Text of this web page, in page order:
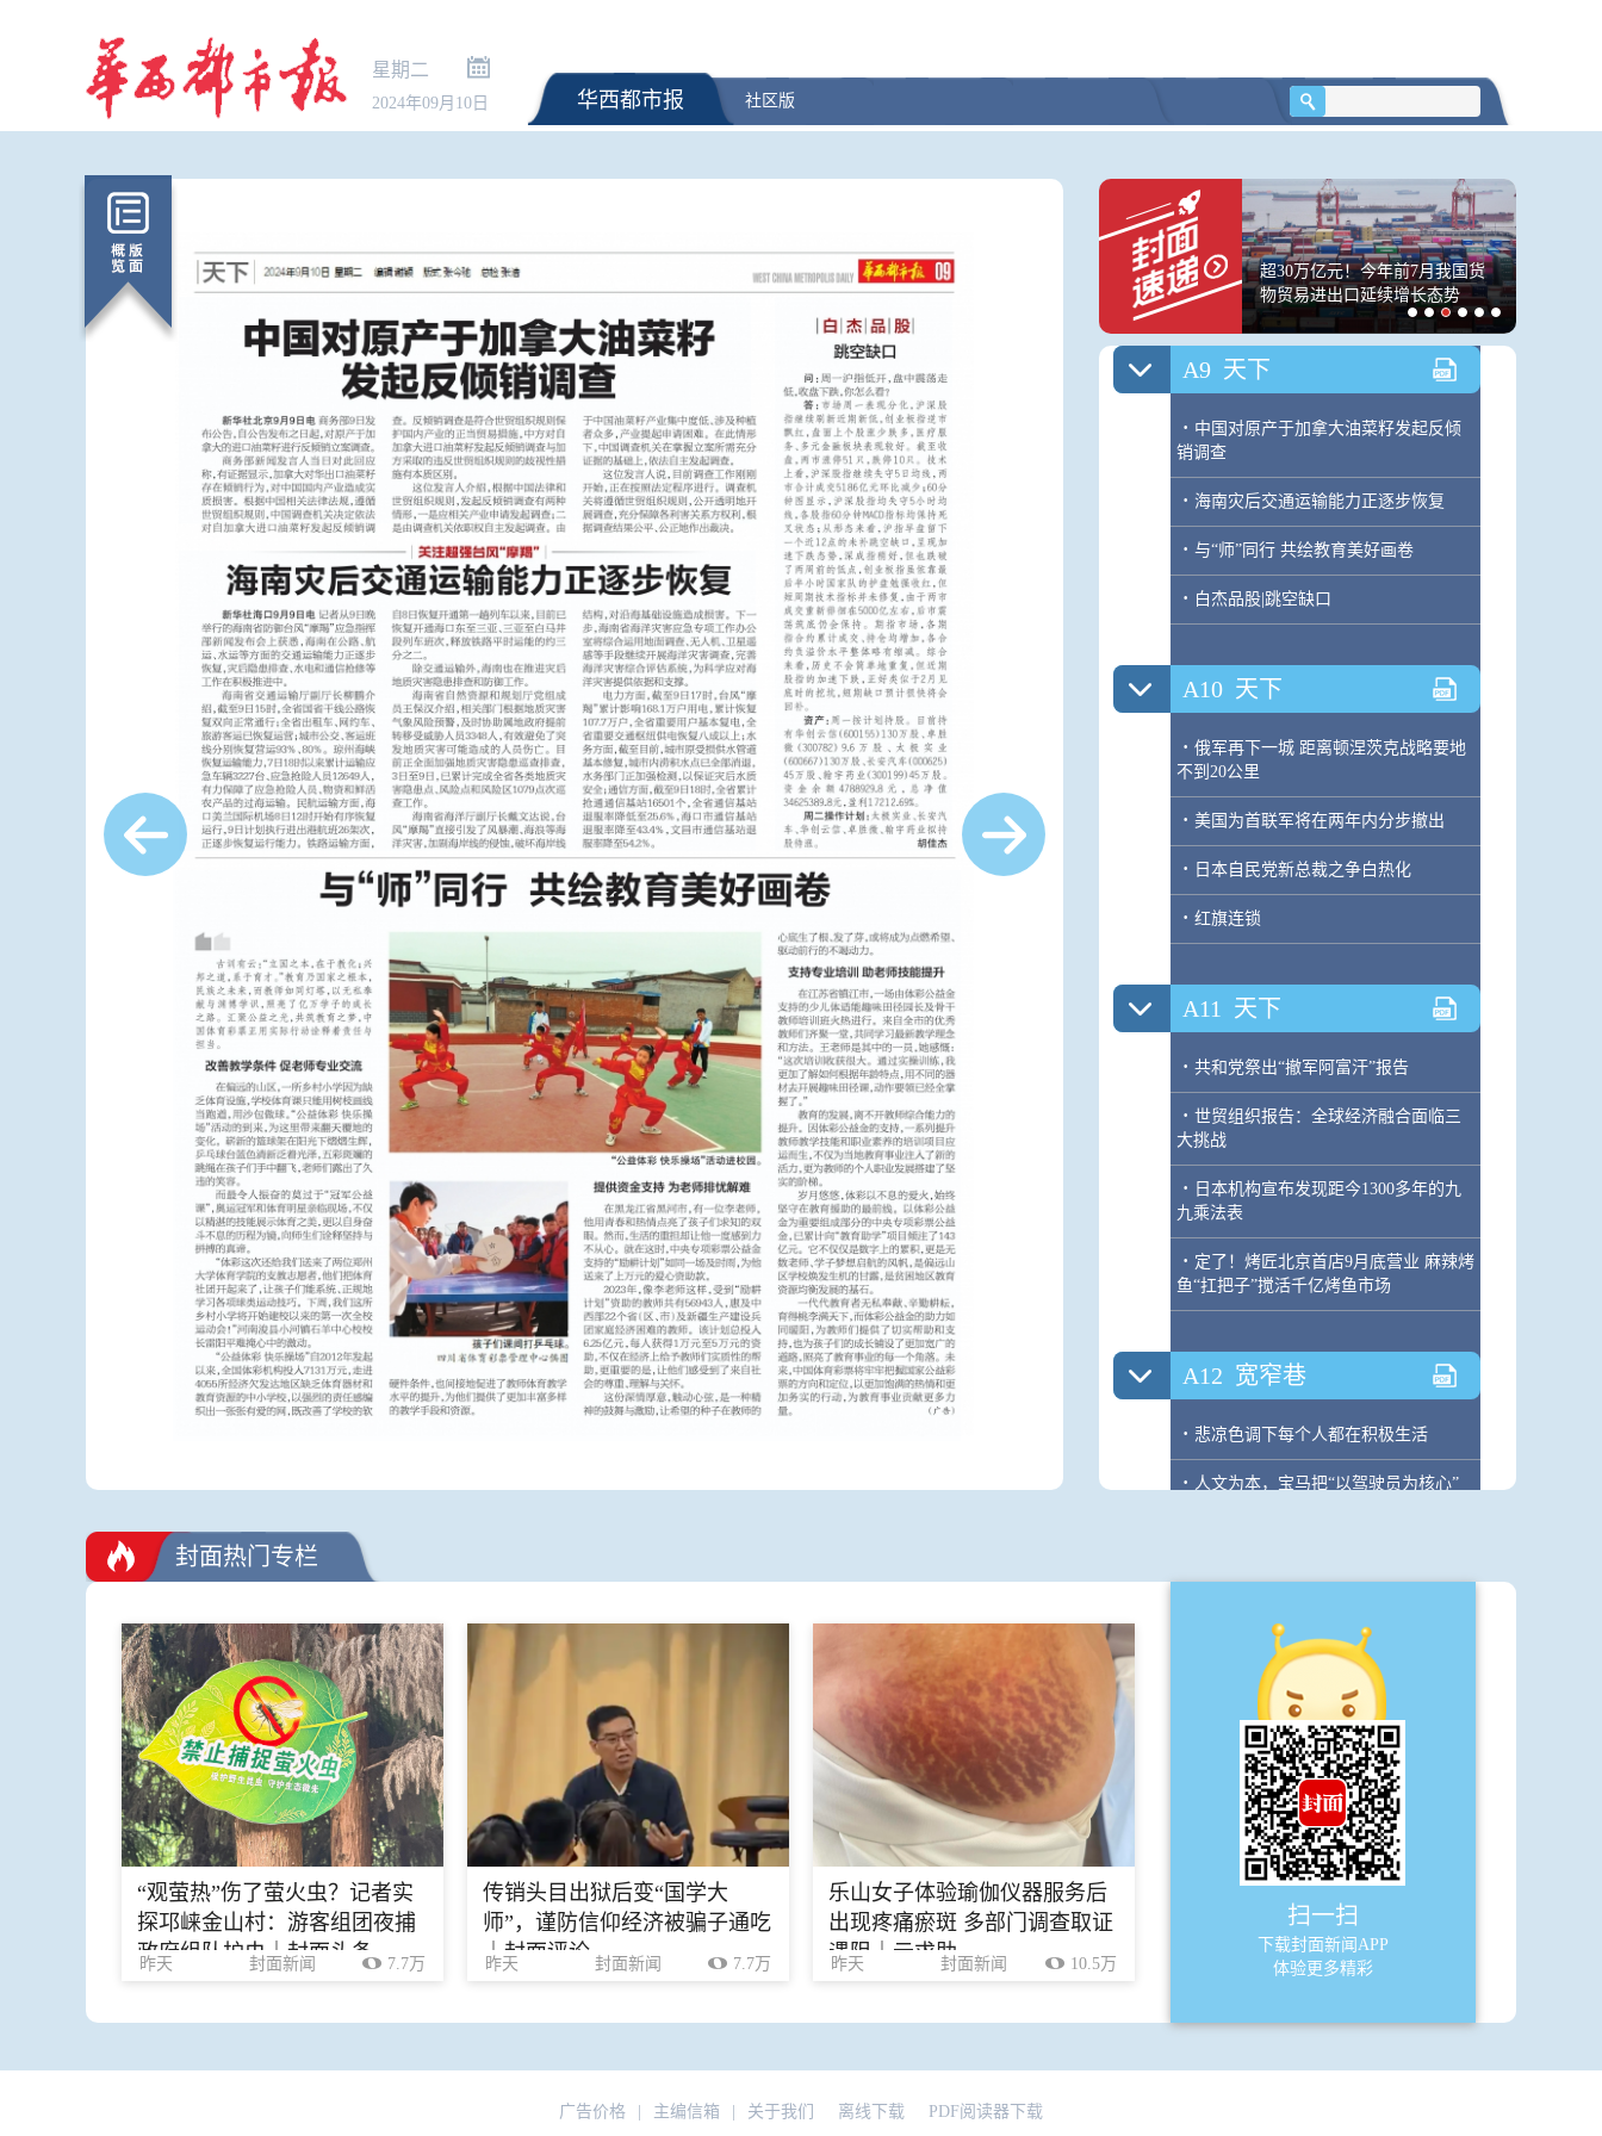
星期二
2024年09月10日 华西都市报 社区版
特朗普签署针对出生公民权的行
政令 将严厉打击“生育旅游”
面对美方无理打压，中方的五项
反制
市场监管总局完善食用植物油人
工增香物质检验方法 遏制非法添
超30万亿元！今年前7月我国货
物贸易进出口延续增长态势
成都公安开展夏夜治安巡查宣防第三
次集中统一行动
· 知冷暖
· 同呼吸
· 体彩中国体育彩票9月9日开奖结果
A9 天下
· 中国对原产于加拿大油菜籽发起反倾
销调查
· 海南灾后交通运输能力正逐步恢复
· 与“师”同行 共绘教育美好画卷
· 白杰品股|跳空缺口
A10 天下
· 俄军再下一城 距离顿涅茨克战略要地
不到20公里
· 美国为首联军将在两年内分步撤出
· 日本自民党新总裁之争白热化
· 红旗连锁
A11 天下
· 共和党祭出“撤军阿富汗”报告
· 世贸组织报告：全球经济融合面临三
大挑战
· 日本机构宣布发现距今1300多年的九
九乘法表
· 定了！烤匠北京首店9月底营业 麻辣烤
鱼“扛把子”搅活千亿烤鱼市场
A12 宽窄巷
· 悲凉色调下每个人都在积极生活
· 人文为本，宝马把“以驾驶员为核心”
2600多岁！四川最老“树王”在雅安
少年派
百年前的成都皮影戏看什么？（上）
封面热门专栏
“观萤热”伤了萤火虫？记者实
探邛崃金山村：游客组团夜捕
政府组队护虫｜封面头条
昨天 封面新闻 7.7万
传销头目出狱后变“国学大
师”，谨防信仰经济被骗子通吃
｜封面评论
昨天 封面新闻 7.7万
乐山女子体验瑜伽仪器服务后
出现疼痛瘀斑 多部门调查取证
遇阻｜云求助
昨天 封面新闻 10.5万
扫一扫
下载封面新闻APP
体验更多精彩
广告价格 主编信箱 关于我们 离线下载 PDF阅读器下载